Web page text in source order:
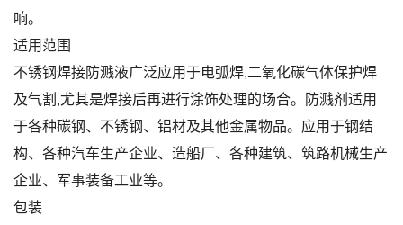
响。
适用范围
不锈钢焊接防溅液广泛应用于电弧焊,二氧化碳气体保护焊
及气割,尤其是焊接后再进行涂饰处理的场合。防溅剂适用
于各种碳钢、不锈钢、铝材及其他金属物品。应用于钢结
构、各种汽车生产企业、造船厂、各种建筑、筑路机械生产
企业、军事装备工业等。
包装